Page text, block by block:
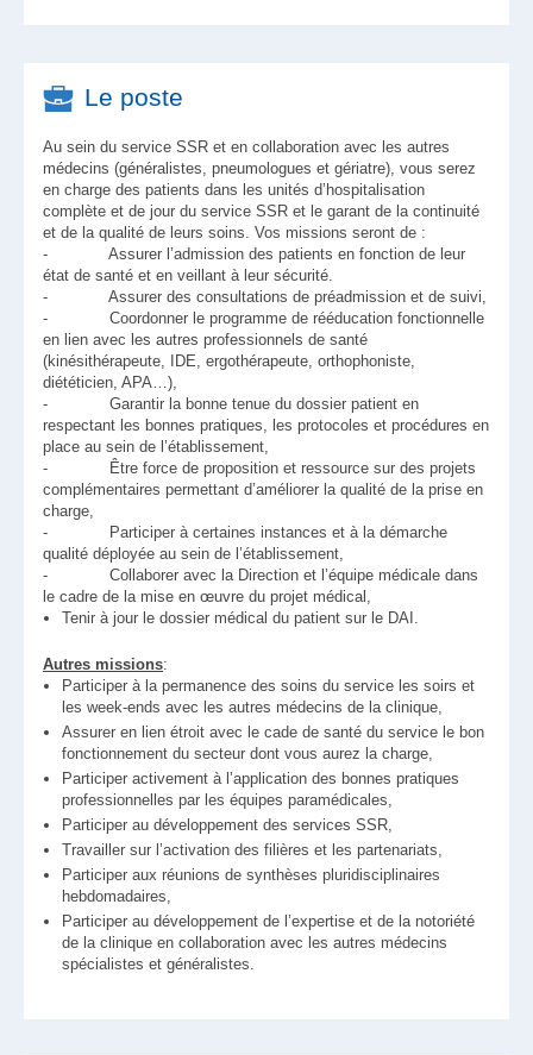
Le poste
Au sein du service SSR et en collaboration avec les autres
médecins (généralistes, pneumologues et gériatre), vous serez
en charge des patients dans les unités d’hospitalisation
complète et de jour du service SSR et le garant de la continuité
et de la qualité de leurs soins. Vos missions seront de :
- Assurer l’admission des patients en fonction de leur
état de santé et en veillant à leur sécurité.
- Assurer des consultations de préadmission et de suivi,
- Coordonner le programme de rééducation fonctionnelle
en lien avec les autres professionnels de santé
(kinésithérapeute, IDE, ergothérapeute, orthophoniste,
diététicien, APA…),
- Garantir la bonne tenue du dossier patient en
respectant les bonnes pratiques, les protocoles et procédures en
place au sein de l’établissement,
- Être force de proposition et ressource sur des projets
complémentaires permettant d’améliorer la qualité de la prise en
charge,
- Participer à certaines instances et à la démarche
qualité déployée au sein de l’établissement,
- Collaborer avec la Direction et l’équipe médicale dans
le cadre de la mise en œuvre du projet médical,
Tenir à jour le dossier médical du patient sur le DAI.
Autres missions:
Participer à la permanence des soins du service les soirs et
les week-ends avec les autres médecins de la clinique,
Assurer en lien étroit avec le cade de santé du service le bon
fonctionnement du secteur dont vous aurez la charge,
Participer activement à l’application des bonnes pratiques
professionnelles par les équipes paramédicales,
Participer au développement des services SSR,
Travailler sur l’activation des filières et les partenariats,
Participer aux réunions de synthèses pluridisciplinaires
hebdomadaires,
Participer au développement de l’expertise et de la notoriété
de la clinique en collaboration avec les autres médecins
spécialistes et généralistes.